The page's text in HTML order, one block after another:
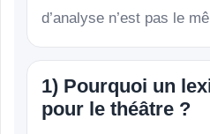
d’analyse n’est pas le
1) Pourquoi un
pour le théâtre ?